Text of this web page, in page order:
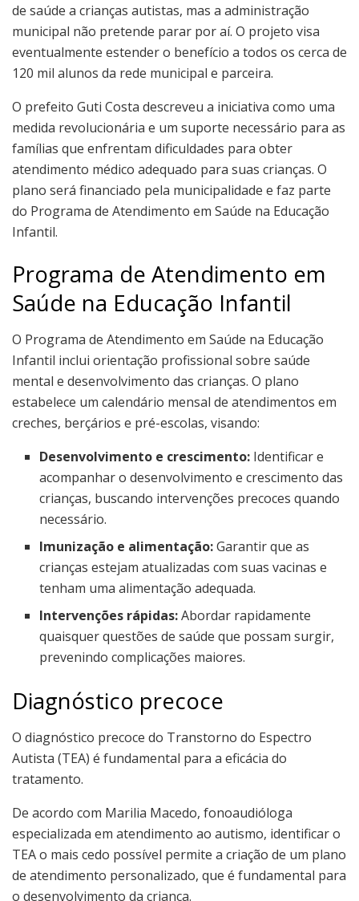
de saúde a crianças autistas, mas a administração
municipal não pretende parar por aí. O projeto visa
eventualmente estender o benefício a todos os cerca de
120 mil alunos da rede municipal e parceira.
O prefeito Guti Costa descreveu a iniciativa como uma
medida revolucionária e um suporte necessário para as
famílias que enfrentam dificuldades para obter
atendimento médico adequado para suas crianças. O
plano será financiado pela municipalidade e faz parte
do Programa de Atendimento em Saúde na Educação
Infantil.
Programa de Atendimento em
Saúde na Educação Infantil
O Programa de Atendimento em Saúde na Educação
Infantil inclui orientação profissional sobre saúde
mental e desenvolvimento das crianças. O plano
estabelece um calendário mensal de atendimentos em
creches, berçários e pré-escolas, visando:
Desenvolvimento e crescimento: Identificar e
acompanhar o desenvolvimento e crescimento das
crianças, buscando intervenções precoces quando
necessário.
Imunização e alimentação:Garantir que as
crianças estejam atualizadas com suas vacinas e
tenham uma alimentação adequada.
Intervenções rápidas:Abordar rapidamente
quaisquer questões de saúde que possam surgir,
prevenindo complicações maiores.
Diagnóstico precoce
O diagnóstico precoce do Transtorno do Espectro
Autista (TEA) é fundamental para a eficácia do
tratamento.
De acordo com Marilia Macedo, fonoaudióloga
especializada em atendimento ao autismo, identificar o
TEA o mais cedo possível permite a criação de um plano
de atendimento personalizado, que é fundamental para
o desenvolvimento da criança.